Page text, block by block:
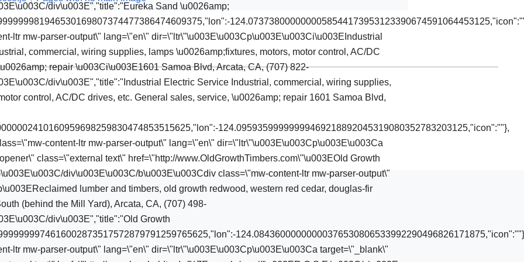
div\u003E","title":"Eureka Sand \u0026amp;
ltr mw-parser-output\" lang=\"en\" dir=\"ltr\"\u003E\u003Cp\u003E\u003Ci\u003EIndustrial
commercial, wiring supplies, lamps \u0026amp;fixtures, motors, motor control, AC/DC
repair \u003Ci\u003E1601 Samoa Blvd, Arcata, CA, (707) 822-
div\u003E","title":"Industrial Electric Service Industrial, commercial, wiring supplies,
control, AC/DC drives, etc. General sales, service, \u0026amp; repair 1601 Samoa Blvd,
124.09593599999999469218892045319080352783203125,"icon":""},
content-ltr mw-parser-output\" lang=\"en\" dir=\"ltr\"\u003E\u003Cp\u003E\u003Ca
class=\"external text\" href=\"http://www.OldGrowthTimbers.com\"\u003EOld Growth
div\u003E\u003C/b\u003E\u003Cdiv class=\"mw-content-ltr mw-parser-output\"
lumber and timbers, old growth redwood, western red cedar, douglas-fir
(behind the Mill Yard), Arcata, CA, (707) 498-
div\u003E","title":"Old Growth
ltr mw-parser-output\" lang=\"en\" dir=\"ltr\"\u003E\u003Cp\u003E\u003Ca target=\"_blank\"